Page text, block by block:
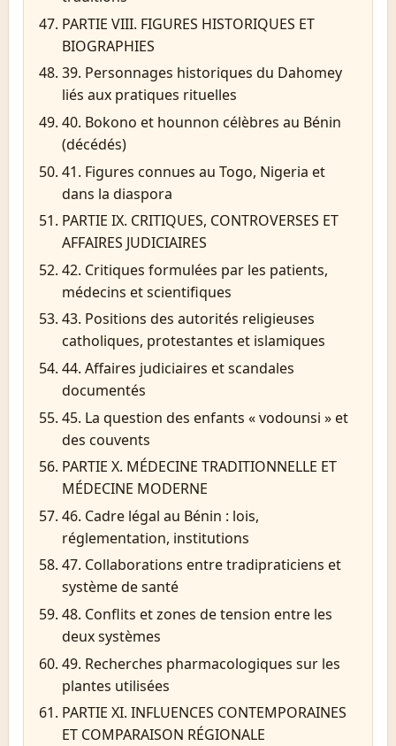
PARTIE VIII. FIGURES HISTORIQUES ET
BIOGRAPHIES
39. Personnages historiques du Dahomey
liés aux pratiques rituelles
40. Bokono et hounnon célèbres au Bénin
(décédés)
41. Figures connues au Togo, Nigeria et
dans la diaspora
PARTIE IX. CRITIQUES, CONTROVERSES ET
AFFAIRES JUDICIAIRES
42. Critiques formulées par les patients,
médecins et scientifiques
43. Positions des autorités religieuses
catholiques, protestantes et islamiques
44. Affaires judiciaires et scandales
documentés
45. La question des enfants « vodounsi » et
des couvents
PARTIE X. MÉDECINE TRADITIONNELLE ET
MÉDECINE MODERNE
46. Cadre légal au Bénin : lois,
réglementation, institutions
47. Collaborations entre tradipraticiens et
système de santé
48. Conflits et zones de tension entre les
deux systèmes
49. Recherches pharmacologiques sur les
plantes utilisées
PARTIE XI. INFLUENCES CONTEMPORAINES
ET COMPARAISON RÉGIONALE